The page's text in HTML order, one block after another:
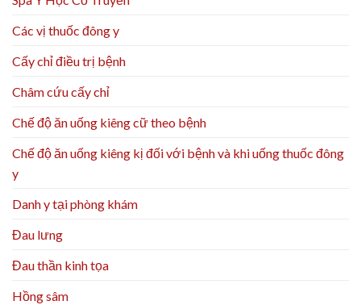
Các vị thuốc đông y
Cấy chỉ điều trị bệnh
Châm cứu cấy chỉ
Chế độ ăn uống kiêng cữ theo bệnh
Chế độ ăn uống kiêng kị đối với bệnh và khi uống thuốc đông
y
Danh y tại phòng khám
Đau lưng
Đau thần kinh tọa
Hồng sâm